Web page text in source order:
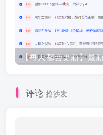
评论 抢沙发